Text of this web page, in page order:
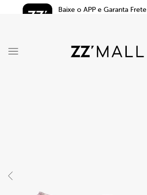
Baixe o APP e Garanta Frete